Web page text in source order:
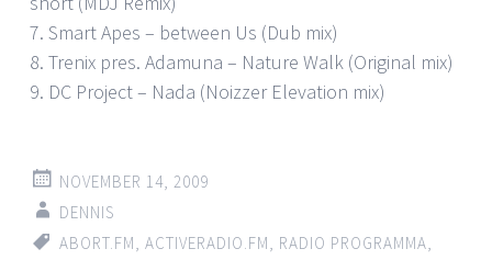
7. Smart Apes – between Us (Dub mix)
8. Trenix pres. Adamuna – Nature Walk (Original mix)
9. DC Project – Nada (Noizzer Elevation mix)
NOVEMBER 14, 2009
DENNIS
ABORT.FM, ACTIVERADIO.FM, RADIO PROGRAMMA,